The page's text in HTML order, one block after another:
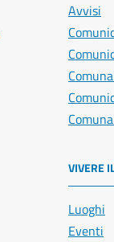
Avvisi
VIVERE
Luoghi
Eventi